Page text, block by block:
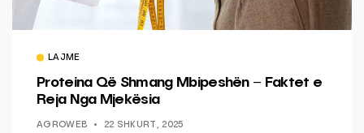
LAJME
Proteina Që Shmang Mbipeshën – Faktet e
Reja Nga Mjekësia
AGROWEB 22 SHKURT, 2025